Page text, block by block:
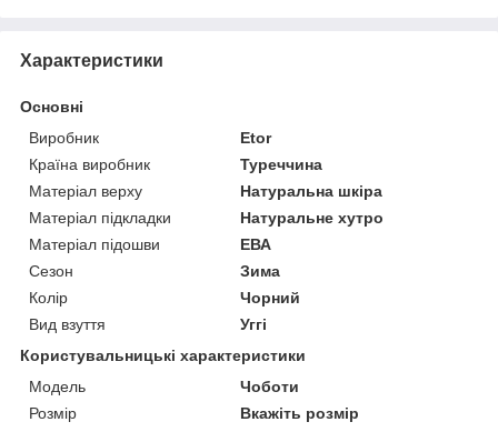
Характеристики
Основні
Виробник
Etor
Країна виробник
Туреччина
Матеріал верху
Натуральна шкіра
Матеріал підкладки
Натуральне хутро
Матеріал підошви
ЕВА
Сезон
Зима
Колір
Чорний
Вид взуття
Уггі
Користувальницькі характеристики
Мoдель
Чоботи
Розмір
Вкажіть розмір